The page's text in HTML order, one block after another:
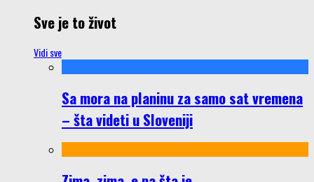
Sve je to život
Vidi sve
Sa mora na planinu za samo sat vremena
– šta videti u Sloveniji